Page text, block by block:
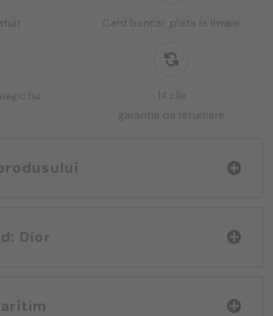
Card bancar, plata la livrare
14 zile
garanție de returnare
Despre brand: Dior